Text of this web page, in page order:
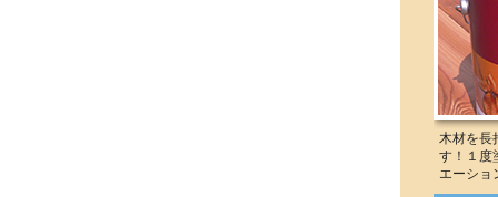
木材を長
す！１度
エーショ